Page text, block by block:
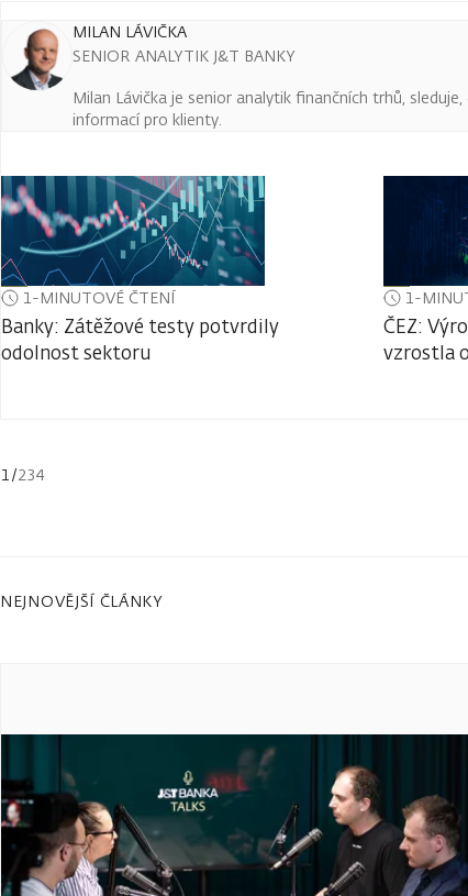
MILAN LÁVIČKA
SENIOR ANALYTIK J&T BANKY
Milan Lávička je senior analytik finančních trhů,
informací pro klienty.
1-MINUTOVÉ ČTENÍ
Banky: Zátěžové testy potvrdily
odolnost sektoru
1-
ČEZ:
vzrostla
1 /234
NEJNOVĚJŠÍ ČLÁNKY